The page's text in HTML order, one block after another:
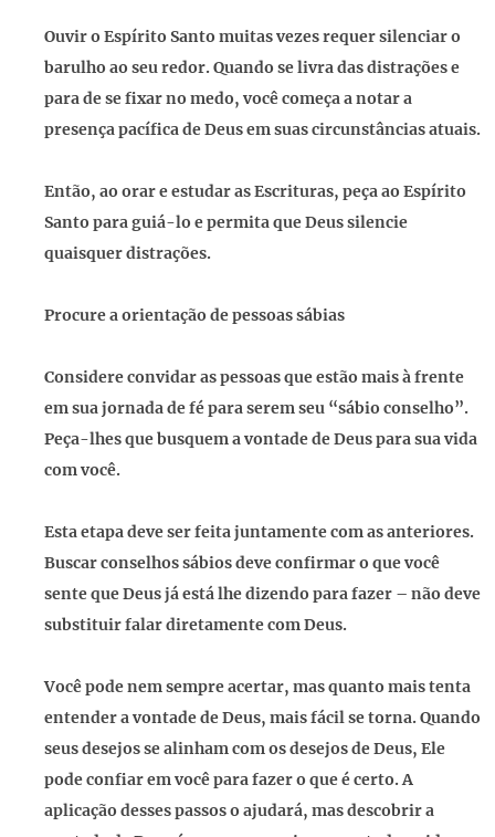
Ouvir o Espírito Santo muitas vezes requer silenciar o
barulho ao seu redor. Quando se livra das distrações e
para de se fixar no medo, você começa a notar a
presença pacífica de Deus em suas circunstâncias atuais.
Então, ao orar e estudar as Escrituras, peça ao Espírito
Santo para guiá-lo e permita que Deus silencie
quaisquer distrações.
Procure a orientação de pessoas sábias
Considere convidar as pessoas que estão mais à frente
em sua jornada de fé para serem seu “sábio conselho”.
Peça-lhes que busquem a vontade de Deus para sua vida
com você.
Esta etapa deve ser feita juntamente com as anteriores.
Buscar conselhos sábios deve confirmar o que você
sente que Deus já está lhe dizendo para fazer – não deve
substituir falar diretamente com Deus.
Você pode nem sempre acertar, mas quanto mais tenta
entender a vontade de Deus, mais fácil se torna. Quando
seus desejos se alinham com os desejos de Deus, Ele
pode confiar em você para fazer o que é certo. A
aplicação desses passos o ajudará, mas descobrir a